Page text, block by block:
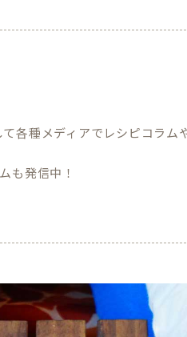
各種メディアでレシピコラム
も発信中！